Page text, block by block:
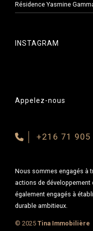
Résidence Yasmine
INSTAGRAM
Appelez-nous
+216 71 905
Nous sommes engagés à
actions de
également engagés à
durable ambitieux.
© 2025 Tina Immobilière